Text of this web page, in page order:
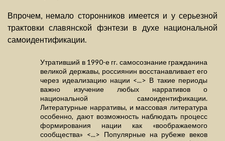
Впрочем, немало сторонников имеется и у серьезной
трактовки славянской фэнтези в духе национальной
самоидентификации.
Утративший в 1990-е гг. самосознание гражданина
великой державы, россиянин восстанавливает его
через идеализацию нации <...> В такие периоды
важно изучение любых нарративов о
национальной самоидентификации.
Литературные нарративы, и массовая литература
особенно, дают возможность наблюдать процесс
формирования нации как «воображаемого
сообщества» <...> Популярные на рубеже веков